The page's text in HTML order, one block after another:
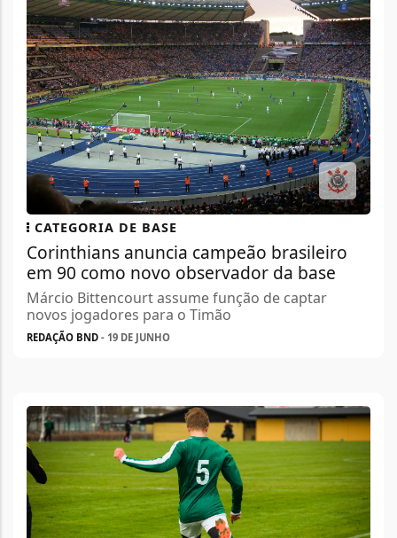
CATEGORIA DE BASE
Corinthians anuncia campeão brasileiro
em 90 como novo observador da base
Márcio Bittencourt assume função de captar
novos jogadores para o Timão
REDAÇÃO BND - 19 DE JUNHO